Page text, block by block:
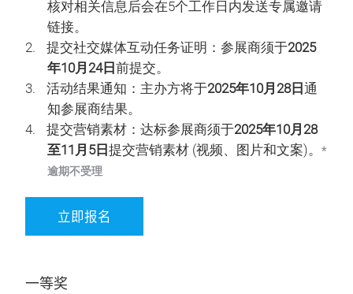
核对相关信息后会在5个工作日内发送专属邀请
链接。
提交社交媒体互动任务证明：参展商须于2025
年10月24日 前提交。
活动结果通知：主办方将于2025年10月28日 通
知参展商结果。
提交营销素材：达标参展商须于2025年10月28
至11月5日 提交营销素材 (视频、图片和文案)。 *
逾期不受理
立即报名
一等奖